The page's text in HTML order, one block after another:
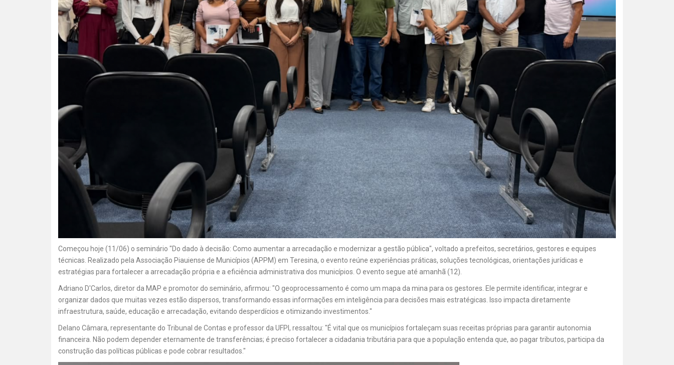
Começou hoje (11/06) o seminário "Do dado à decisão: Como aumentar a arrecadação e modernizar a gestão pública", voltado a prefeitos, secretários, gestores e equipes
técnicas. Realizado pela Associação Piauiense de Municípios (APPM) em Teresina, o evento reúne experiências práticas, soluções tecnológicas, orientações jurídicas e
estratégias para fortalecer a arrecadação própria e a eficiência administrativa dos municípios. O evento segue até amanhã (12).
Adriano D'Carlos, diretor da MAP e promotor do seminário, afirmou: "O geoprocessamento é como um mapa da mina para os gestores. Ele permite identificar, integrar e
organizar dados que muitas vezes estão dispersos, transformando essas informações em inteligência para decisões mais estratégicas. Isso impacta diretamente
infraestrutura, saúde, educação e arrecadação, evitando desperdícios e otimizando investimentos."
Delano Câmara, representante do Tribunal de Contas e professor da UFPI, ressaltou: "É vital que os municípios fortaleçam suas receitas próprias para garantir autonomia
financeira. Não podem depender eternamente de transferências; é preciso fortalecer a cidadania tributária para que a população entenda que, ao pagar tributos, participa da
construção das políticas públicas e pode cobrar resultados."